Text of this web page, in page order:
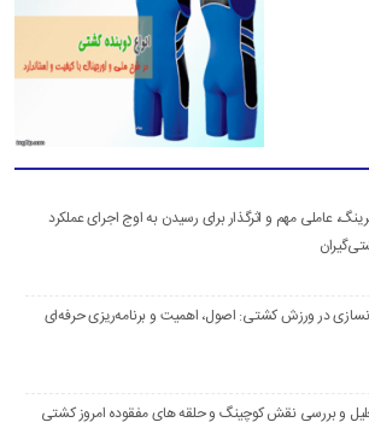
عاملی مهم و اثرگذار برای رسیدن به اوج اجرای عملکرد
در ورزش کشتی: اصول، اهمیت و برنامه‌ریزی حرفه‌ای
و بررسی نقش کوچینگ و حلقه های مفقوده امروز کشتی